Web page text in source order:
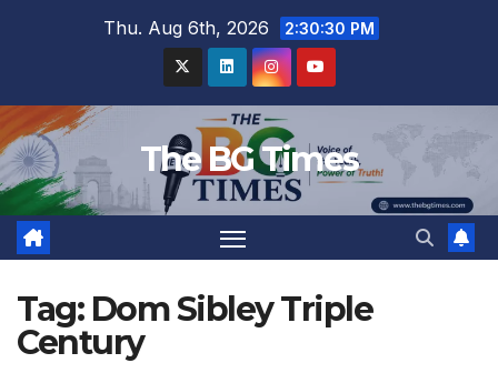
Thu. Aug 6th, 2026 2:30:31 PM
The BG Times
Tag: Dom Sibley Triple
Century